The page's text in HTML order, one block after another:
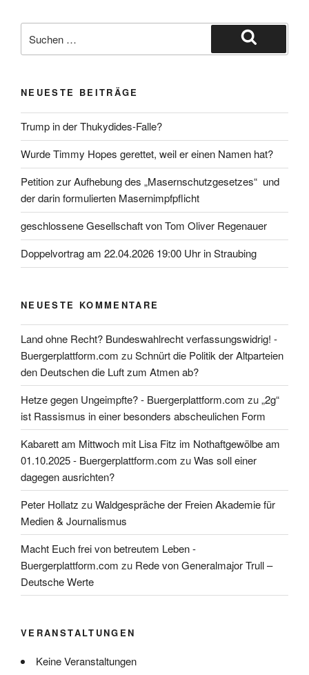
nach:
Suchen
NEUESTE BEITRÄGE
Trump in der Thukydides-Falle?
Wurde Timmy Hopes gerettet, weil er einen Namen hat?
Petition zur Aufhebung des „Masernschutzgesetzes“ und
der darin formulierten Masernimpfpflicht
geschlossene Gesellschaft von Tom Oliver Regenauer
Doppelvortrag am 22.04.2026 19:00 Uhr in Straubing
NEUESTE KOMMENTARE
Land ohne Recht? Bundeswahlrecht verfassungswidrig! -
Buergerplattform.com zuSchnürt die Politik der Altparteien
den Deutschen die Luft zum Atmen ab?
Hetze gegen Ungeimpfte? - Buergerplattform.com zu„2g“
ist Rassismus in einer besonders abscheulichen Form
Kabarett am Mittwoch mit Lisa Fitz im Nothaftgewölbe am
01.10.2025 - Buergerplattform.com zuWas soll einer
dagegen ausrichten?
Peter Hollatz zuWaldgespräche der Freien Akademie für
Medien & Journalismus
Macht Euch frei von betreutem Leben -
Buergerplattform.com zu Rede von Generalmajor Trull –
Deutsche Werte
VERANSTALTUNGEN
Keine Veranstaltungen